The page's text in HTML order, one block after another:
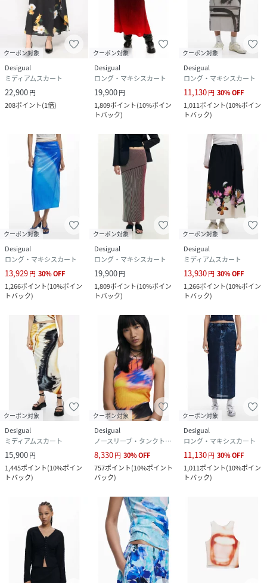
クーポン対象
Desigual
ミディアムスカート
22,900円
208ポイント(1倍)
クーポン対象
Desigual
ロング・マキシスカート
19,900円
1,809ポイント(10%ポイン
トバック)
クーポン対象
Desigual
ロング・マキシスカート
11,130円 30%OFF
1,011ポイント(10%ポイン
トバック)
クーポン対象
Desigual
ロング・マキシスカート
13,929円 30%OFF
1,266ポイント(10%ポイン
トバック)
クーポン対象
Desigual
ロング・マキシスカート
19,900円
1,809ポイント(10%ポイン
トバック)
クーポン対象
Desigual
ミディアムスカート
13,930円 30%OFF
1,266ポイント(10%ポイン
トバック)
クーポン対象
Desigual
ミディアムスカート
15,900円
1,445ポイント(10%ポイン
トバック)
クーポン対象
Desigual
ノースリーブ・タンクトップ
8,330円 30%OFF
757ポイント(10%ポイント
バック)
クーポン対象
Desigual
ロング・マキシスカート
11,130円 30%OFF
1,011ポイント(10%ポイン
トバック)